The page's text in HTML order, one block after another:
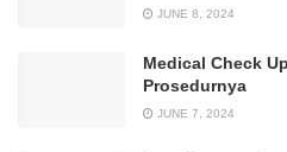
JUNE 8, 2024
Medical Check
Prosedurnya
JUNE 7, 2024